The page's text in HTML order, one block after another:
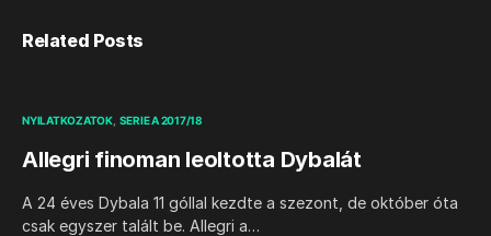
Related Posts
NYILATKOZATOK SERIE A 2017/18
Allegri finoman leoltotta Dybalát
A 24 éves Dybala 11 góllal kezdte a szezont, de október óta
csak egyszer talált be. Allegri a…